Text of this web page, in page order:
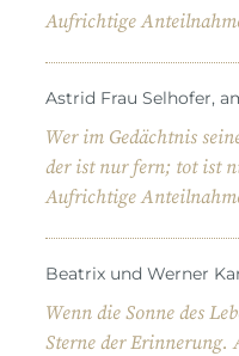
Aufrichtige
Astrid Frau Selhofer,
Wer im Gedächtnis
der ist nur fern; tot ist
Aufrichtige
Beatrix und Werner
Wenn die Sonne des
Sterne der